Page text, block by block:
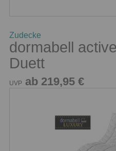
Zudecke
dormabell
Duett
UVP ab 219,95 €